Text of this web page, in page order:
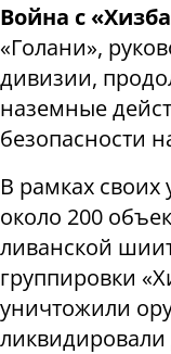
Война с
«Голани»,
дивизии,
наземные
безопасности
В рамках
около 200
ливанской
группировки
уничтожили
ликвидировали